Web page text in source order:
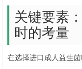
关键要素
时的考量
在选择进口成人益生